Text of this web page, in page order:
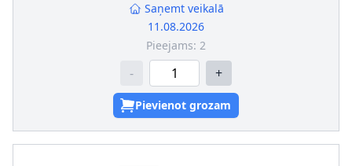
Saņemt veikalā
11.08.2026
Pieejams: 2
- +
Pievienot grozam